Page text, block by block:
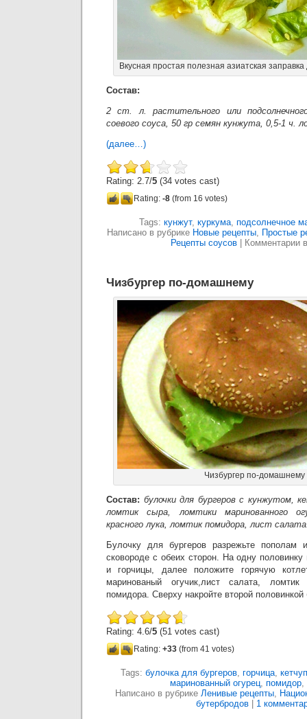
Вкусная простая полезная азиатская
Состав:
2 ст. л. растительного или
соевого соуса, 50 гр семян кунжута, 0,5-1 ч.
(далее…)
Rating: 2.7/5 (34 votes cast)
Rating: -8 (from 16 votes)
Tags: кунжут, куркума, подсолнечное
Написано в рубрике Новые рецепты, Простые
Рецепты соусов| Комментарии
Чизбургер по-домашнему
Чизбургер по-домашнему
Состав: булочки для бургеров с кунжутом,
ломтик сыра, ломтики маринованного
красного лука, ломтик помидора, лист
Булочку для бургеров разрежьте пополам
сковороде с обеих сторон. На одну половинку
и горчицы, далее положите горячую
маринованый огучик,лист салата,
помидора. Сверху накройте второй
Rating: 4.6/5 (51 votes cast)
Rating: +33 (from 41 votes)
Tags: булочка для бургеров, горчица, кетчуп
маринованный огурец, помидор,
Написано в рубрике Ленивые рецепты,
бутербродов| 1